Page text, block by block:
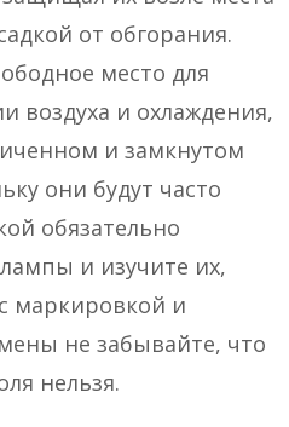
от обгорания.
место для
воздуха и охлаждения,
и замкнутом
они будут часто
обязательно
и изучите их,
маркировкой и
не забывайте, что
нельзя.